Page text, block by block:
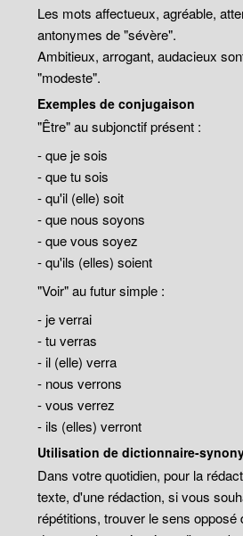
Les mots affectueux, agréable,
antonymes de "sévère".
Ambitieux, arrogant, audacieux
"modeste".
Exemples de conjugaison
"Être" au subjonctif présent :
- que je sois
- que tu sois
- qu'il (elle) soit
- que nous soyons
- que vous soyez
- qu'ils (elles) soient
"Voir" au futur simple :
- je verrai
- tu verras
- il (elle) verra
- nous verrons
- vous verrez
- ils (elles) verront
Utilisation de dictionnaire-
Dans votre quotidien, pour la
texte, d'une rédaction, si vous
répétitions, trouver le sens